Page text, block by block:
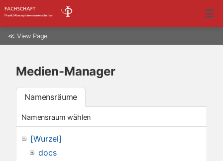
≪ View Page
Medien-Manager
Namensräume
Namensraum wählen
[Wurzel]
docs